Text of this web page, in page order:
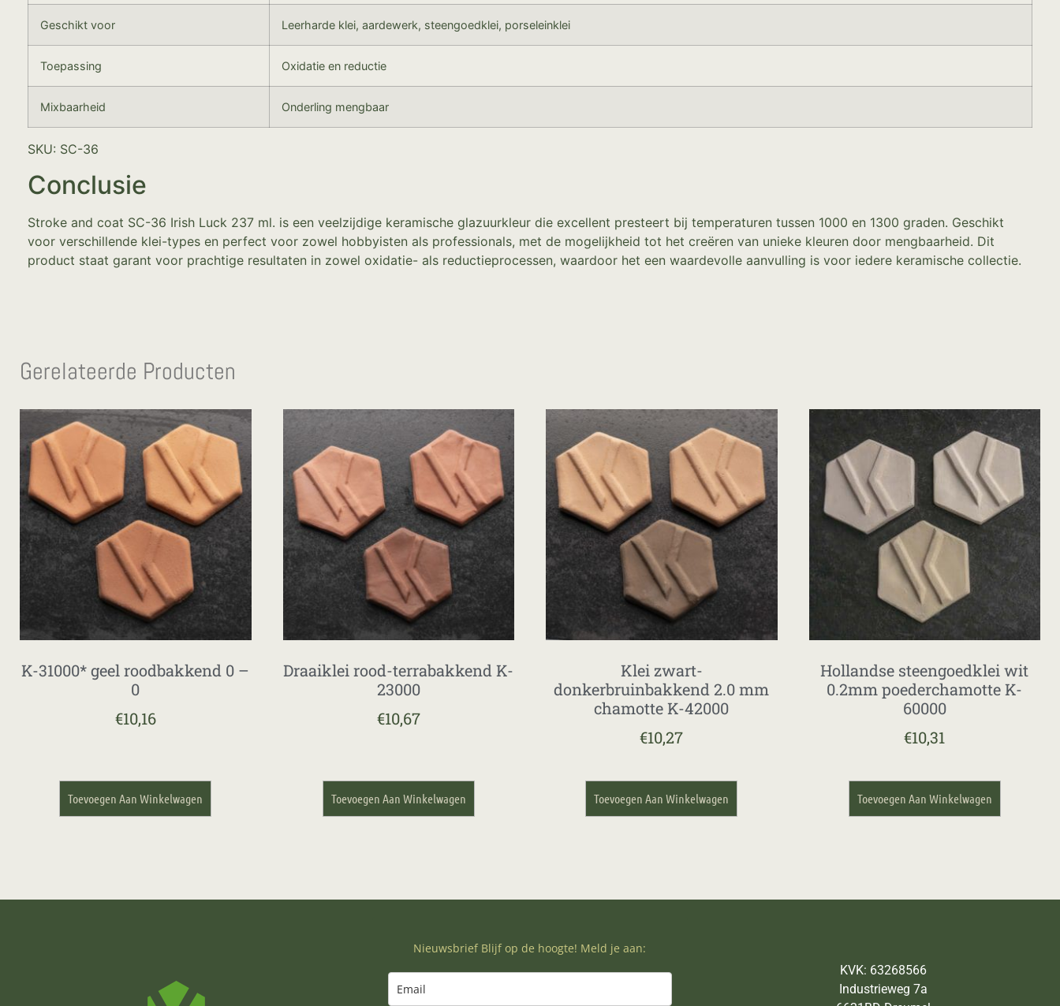
Geschikt voor Leerharde klei, aardewerk, steengoedklei, porseleinklei
Toepassing Oxidatie en reductie
Mixbaarheid Onderling mengbaar
SKU: SC-36
Conclusie
Stroke and coat SC-36 Irish Luck 237 ml. is een veelzijdige keramische glazuurkleur die excellent presteert bij temperaturen tussen 1000 en 1300 graden. Geschikt
voor verschillende klei-types en perfect voor zowel hobbyisten als professionals, met de mogelijkheid tot het creëren van unieke kleuren door mengbaarheid. Dit
product staat garant voor prachtige resultaten in zowel oxidatie- als reductieprocessen, waardoor het een waardevolle aanvulling is voor iedere keramische collectie.
Gerelateerde Producten
K-31000* geel roodbakkend 0 –
0
€10,16
Toevoegen Aan Winkelwagen
Draaiklei rood-terrabakkend K-
23000
€10,67
Toevoegen Aan Winkelwagen
Klei zwart-
donkerbruinbakkend 2.0 mm
chamotte K-42000
€10,27
Toevoegen Aan Winkelwagen
Hollandse steengoedklei wit
0.2mm poederchamotte K-
60000
€10,31
Toevoegen Aan Winkelwagen
Nieuwsbrief Blijf op de hoogte! Meld je aan:
KVK: 63268566
Industrieweg 7a